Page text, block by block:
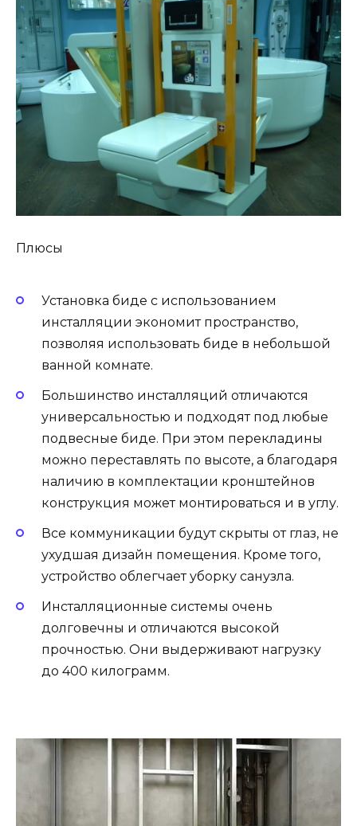
Плюсы
Установка биде с использованием
инсталляции экономит пространство,
позволяя использовать биде в небольшой
ванной комнате.
Большинство инсталляций отличаются
универсальностью и подходят под любые
подвесные биде. При этом перекладины
можно переставлять по высоте, а благодаря
наличию в комплектации кронштейнов
конструкция может монтироваться и в углу.
Все коммуникации будут скрыты от глаз, не
ухудшая дизайн помещения. Кроме того,
устройство облегчает уборку санузла.
Инсталляционные системы очень
долговечны и отличаются высокой
прочностью. Они выдерживают нагрузку
до 400 килограмм.